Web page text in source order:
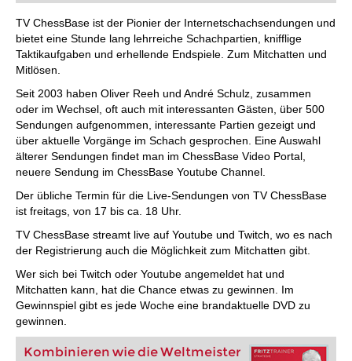
individueller als je zuvor.
TV ChessBase ist der Pionier der Internetschachsendungen und
bietet eine Stunde lang lehrreiche Schachpartien, knifflige
Taktikaufgaben und erhellende Endspiele. Zum Mitchatten und
Mitlösen.
Seit 2003 haben Oliver Reeh und André Schulz, zusammen
oder im Wechsel, oft auch mit interessanten Gästen, über 500
Sendungen aufgenommen, interessante Partien gezeigt und
über aktuelle Vorgänge im Schach gesprochen. Eine Auswahl
älterer Sendungen findet man im ChessBase Video Portal,
neuere Sendung im ChessBase Youtube Channel.
Der übliche Termin für die Live-Sendungen von TV ChessBase
ist freitags, von 17 bis ca. 18 Uhr.
TV ChessBase streamt live auf Youtube und Twitch, wo es nach
der Registrierung auch die Möglichkeit zum Mitchatten gibt.
Wer sich bei Twitch oder Youtube angemeldet hat und
Mitchatten kann, hat die Chance etwas zu gewinnen. Im
Gewinnspiel gibt es jede Woche eine brandaktuelle DVD zu
gewinnen.
Kombinieren wie die Weltmeister